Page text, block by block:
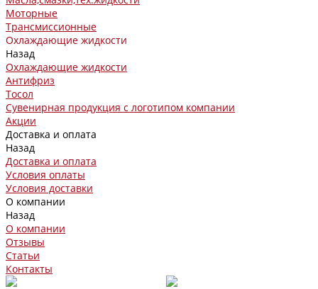
Моторные
Трансмиссионные
Охлаждающие жидкости
Назад
Охлаждающие жидкости
Антифриз
Тосол
Сувенирная продукция с логотипом компании
Акции
Доставка и оплата
Назад
Доставка и оплата
Условия оплаты
Условия доставки
О компании
Назад
О компании
Отзывы
Статьи
Контакты